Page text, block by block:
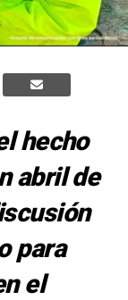
hecho
abril de
para
el